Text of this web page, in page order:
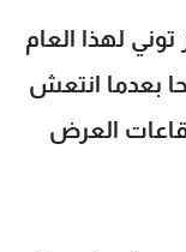
لهذا العام
تليهما النسخة الجديدة من مسرحية "راجتايم" برصد 11 ترشيحا بعدما انتعش
العرض